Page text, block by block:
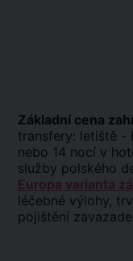
Základní cena
transfery: letiště -
nebo 14 nocí v
služby polského
Europa varianta
léčebné výlohy,
pojištění